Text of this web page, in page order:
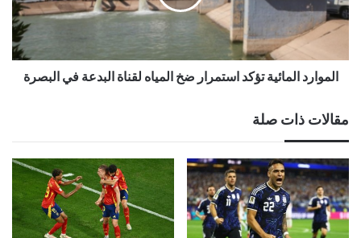
الموارد المائية تؤكد استمرار ضخ المياه لقناة البدعة في البصرة
مقالات ذات صلة